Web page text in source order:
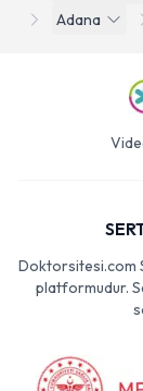
Adana
Doktorsitesi.com
platformudur.